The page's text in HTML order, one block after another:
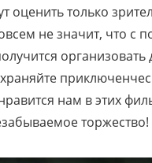
оценить только
не значит, что с
организовать
нам в этих
торжество!